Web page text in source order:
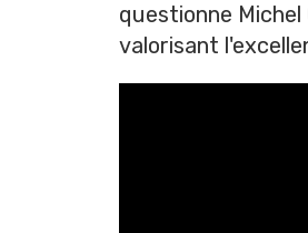
questionne Michel
valorisant